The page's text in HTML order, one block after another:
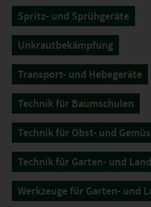
Spritz- und Sprühgeräte
Unkrautbekämpfung
Transport- und Hebegeräte
Technik für Baumschulen
Technik für Obst- und
Technik für Garten- und
Werkzeuge für Garten- und